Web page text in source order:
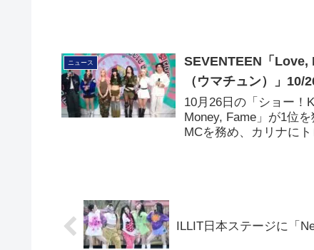
ニュース
SEVENTEEN「Love,
（ウマチュン）」10/
10月26日の「ショー！
Money, Fame」が1位
MCを務め、カリナに
ILLIT日本ステージに「